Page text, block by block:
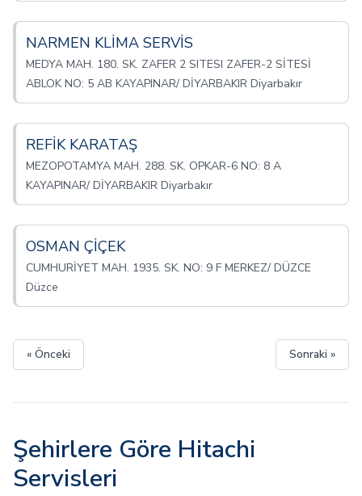
NARMEN KLİMA SERVİS
MEDYA MAH. 180. SK. ZAFER 2 SITESI ZAFER-2 SİTESİ
ABLOK NO: 5 AB KAYAPINAR/ DİYARBAKIR Diyarbakır
REFİK KARATAŞ
MEZOPOTAMYA MAH. 288. SK. OPKAR-6 NO: 8 A
KAYAPINAR/ DİYARBAKIR Diyarbakır
OSMAN ÇİÇEK
CUMHURİYET MAH. 1935. SK. NO: 9 F MERKEZ/ DÜZCE
Düzce
« Önceki Sonraki »
Şehirlere Göre Hitachi
Servisleri